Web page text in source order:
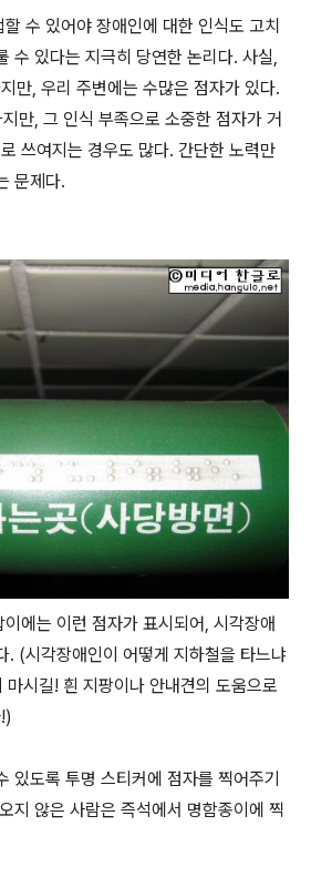
수 있어야 장애인에 대한 인식도 고치
수 있다는 지극히 당연한 논리다. 사실,
만, 우리 주변에는 수많은 점자가 있다.
만, 그 인식 부족으로 소중한 점자가 거
쓰여지는 경우도 많다. 간단한 노력만
문제다.
에는 이런 점자가 표시되어, 시각장애
. (시각장애인이 어떻게 지하철을 타느냐
시길! 흰 지팡이나 안내견의 도움으로
있도록 투명 스티커에 점자를 찍어주기
지 않은 사람은 즉석에서 명함종이에 찍